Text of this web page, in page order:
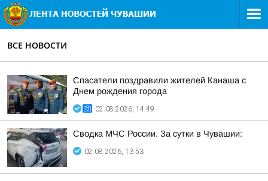
ВСЕ НОВОСТИ
Спасатели поздравили жителей Канаша с
Днем рождения города
02.08.2026, 14:49
Сводка МЧС России. За сутки в Чувашии:
02.08.2026, 13:53